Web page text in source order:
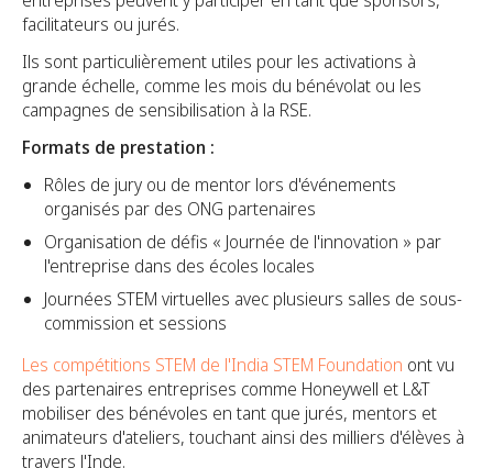
facilitateurs ou jurés.
Ils sont particulièrement utiles pour les activations à
grande échelle, comme les mois du bénévolat ou les
campagnes de sensibilisation à la RSE.
Formats de prestation :
Rôles de jury ou de mentor lors d'événements
organisés par des ONG partenaires
Organisation de défis « Journée de l'innovation » par
l'entreprise dans des écoles locales
Journées STEM virtuelles avec plusieurs salles de sous-
commission et sessions
Les compétitions STEM de l'India STEM Foundation ont vu
des partenaires entreprises comme Honeywell et L&T
mobiliser des bénévoles en tant que jurés, mentors et
animateurs d'ateliers, touchant ainsi des milliers d'élèves à
travers l'Inde.